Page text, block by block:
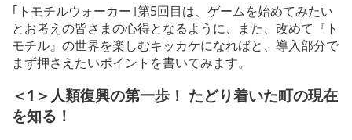
｢トモチルウォーカー｣第5回目は、ゲームを始めてみたい
とお考えの皆さまの心得となるように、また、改めて『ト
モチル』の世界を楽しむキッカケになればと、導入部分で
まず押さえたいポイントを書いてみます。
＜1＞人類復興の第一歩！ たどり着いた町の現在
を知る！